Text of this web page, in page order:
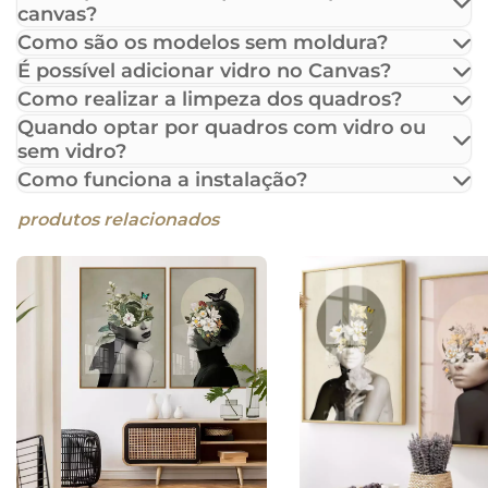
canvas?
Como são os modelos sem moldura?
É possível adicionar vidro no Canvas?
Como realizar a limpeza dos quadros?
Quando optar por quadros com vidro ou
sem vidro?
Como funciona a instalação?
produtos relacionados